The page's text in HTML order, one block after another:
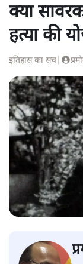
क्या
हत्या की
इतिहास का सच